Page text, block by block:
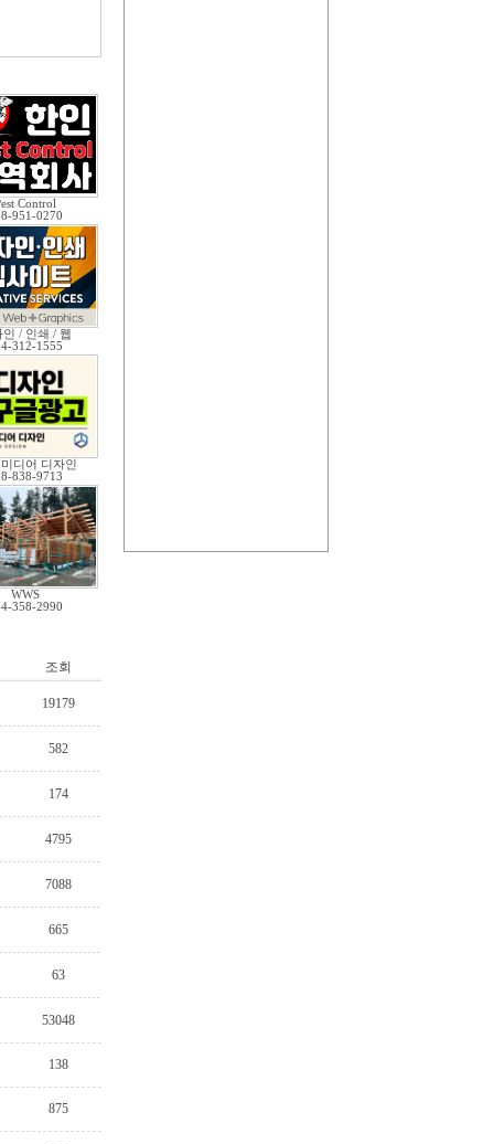
Control
951-0270
인 / 인쇄 / 웹
312-1555
디어 디자인
838-9713
WWS
358-2990
조회
19179
582
174
4795
7088
665
63
53048
138
875